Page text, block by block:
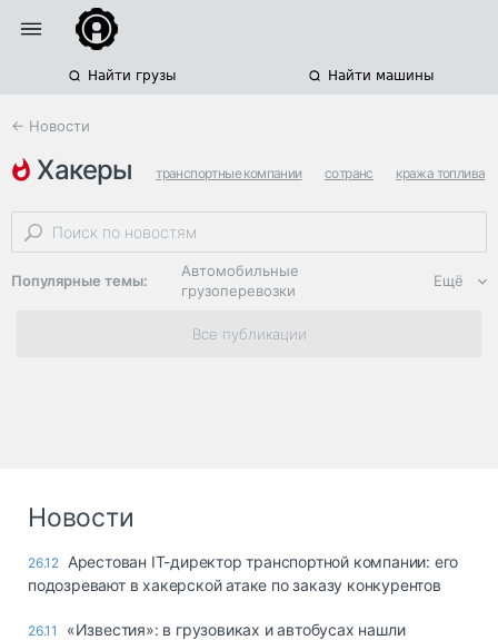
Найти грузы Найти машины
← Новости
хакеры транспортные компании сотранс кража топлива
Популярные темы:
Автомобильные
грузоперевозки
Региональная
логистика
опасные грузы
страхование
Ещё
Все публикации
Новости
26.12 Арестован IT-директор транспортной компании: его
подозревают в хакерской атаке по заказу конкурентов
26.11
«Известия»: в грузовиках и автобусах нашли